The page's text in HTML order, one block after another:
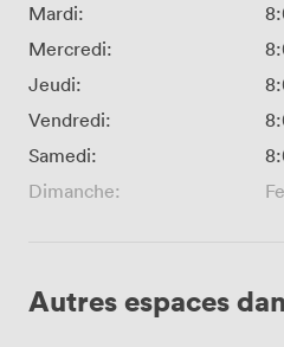
Mardi:
Mercredi:
Jeudi:
Vendredi:
Samedi:
Dimanche:
Autres espaces